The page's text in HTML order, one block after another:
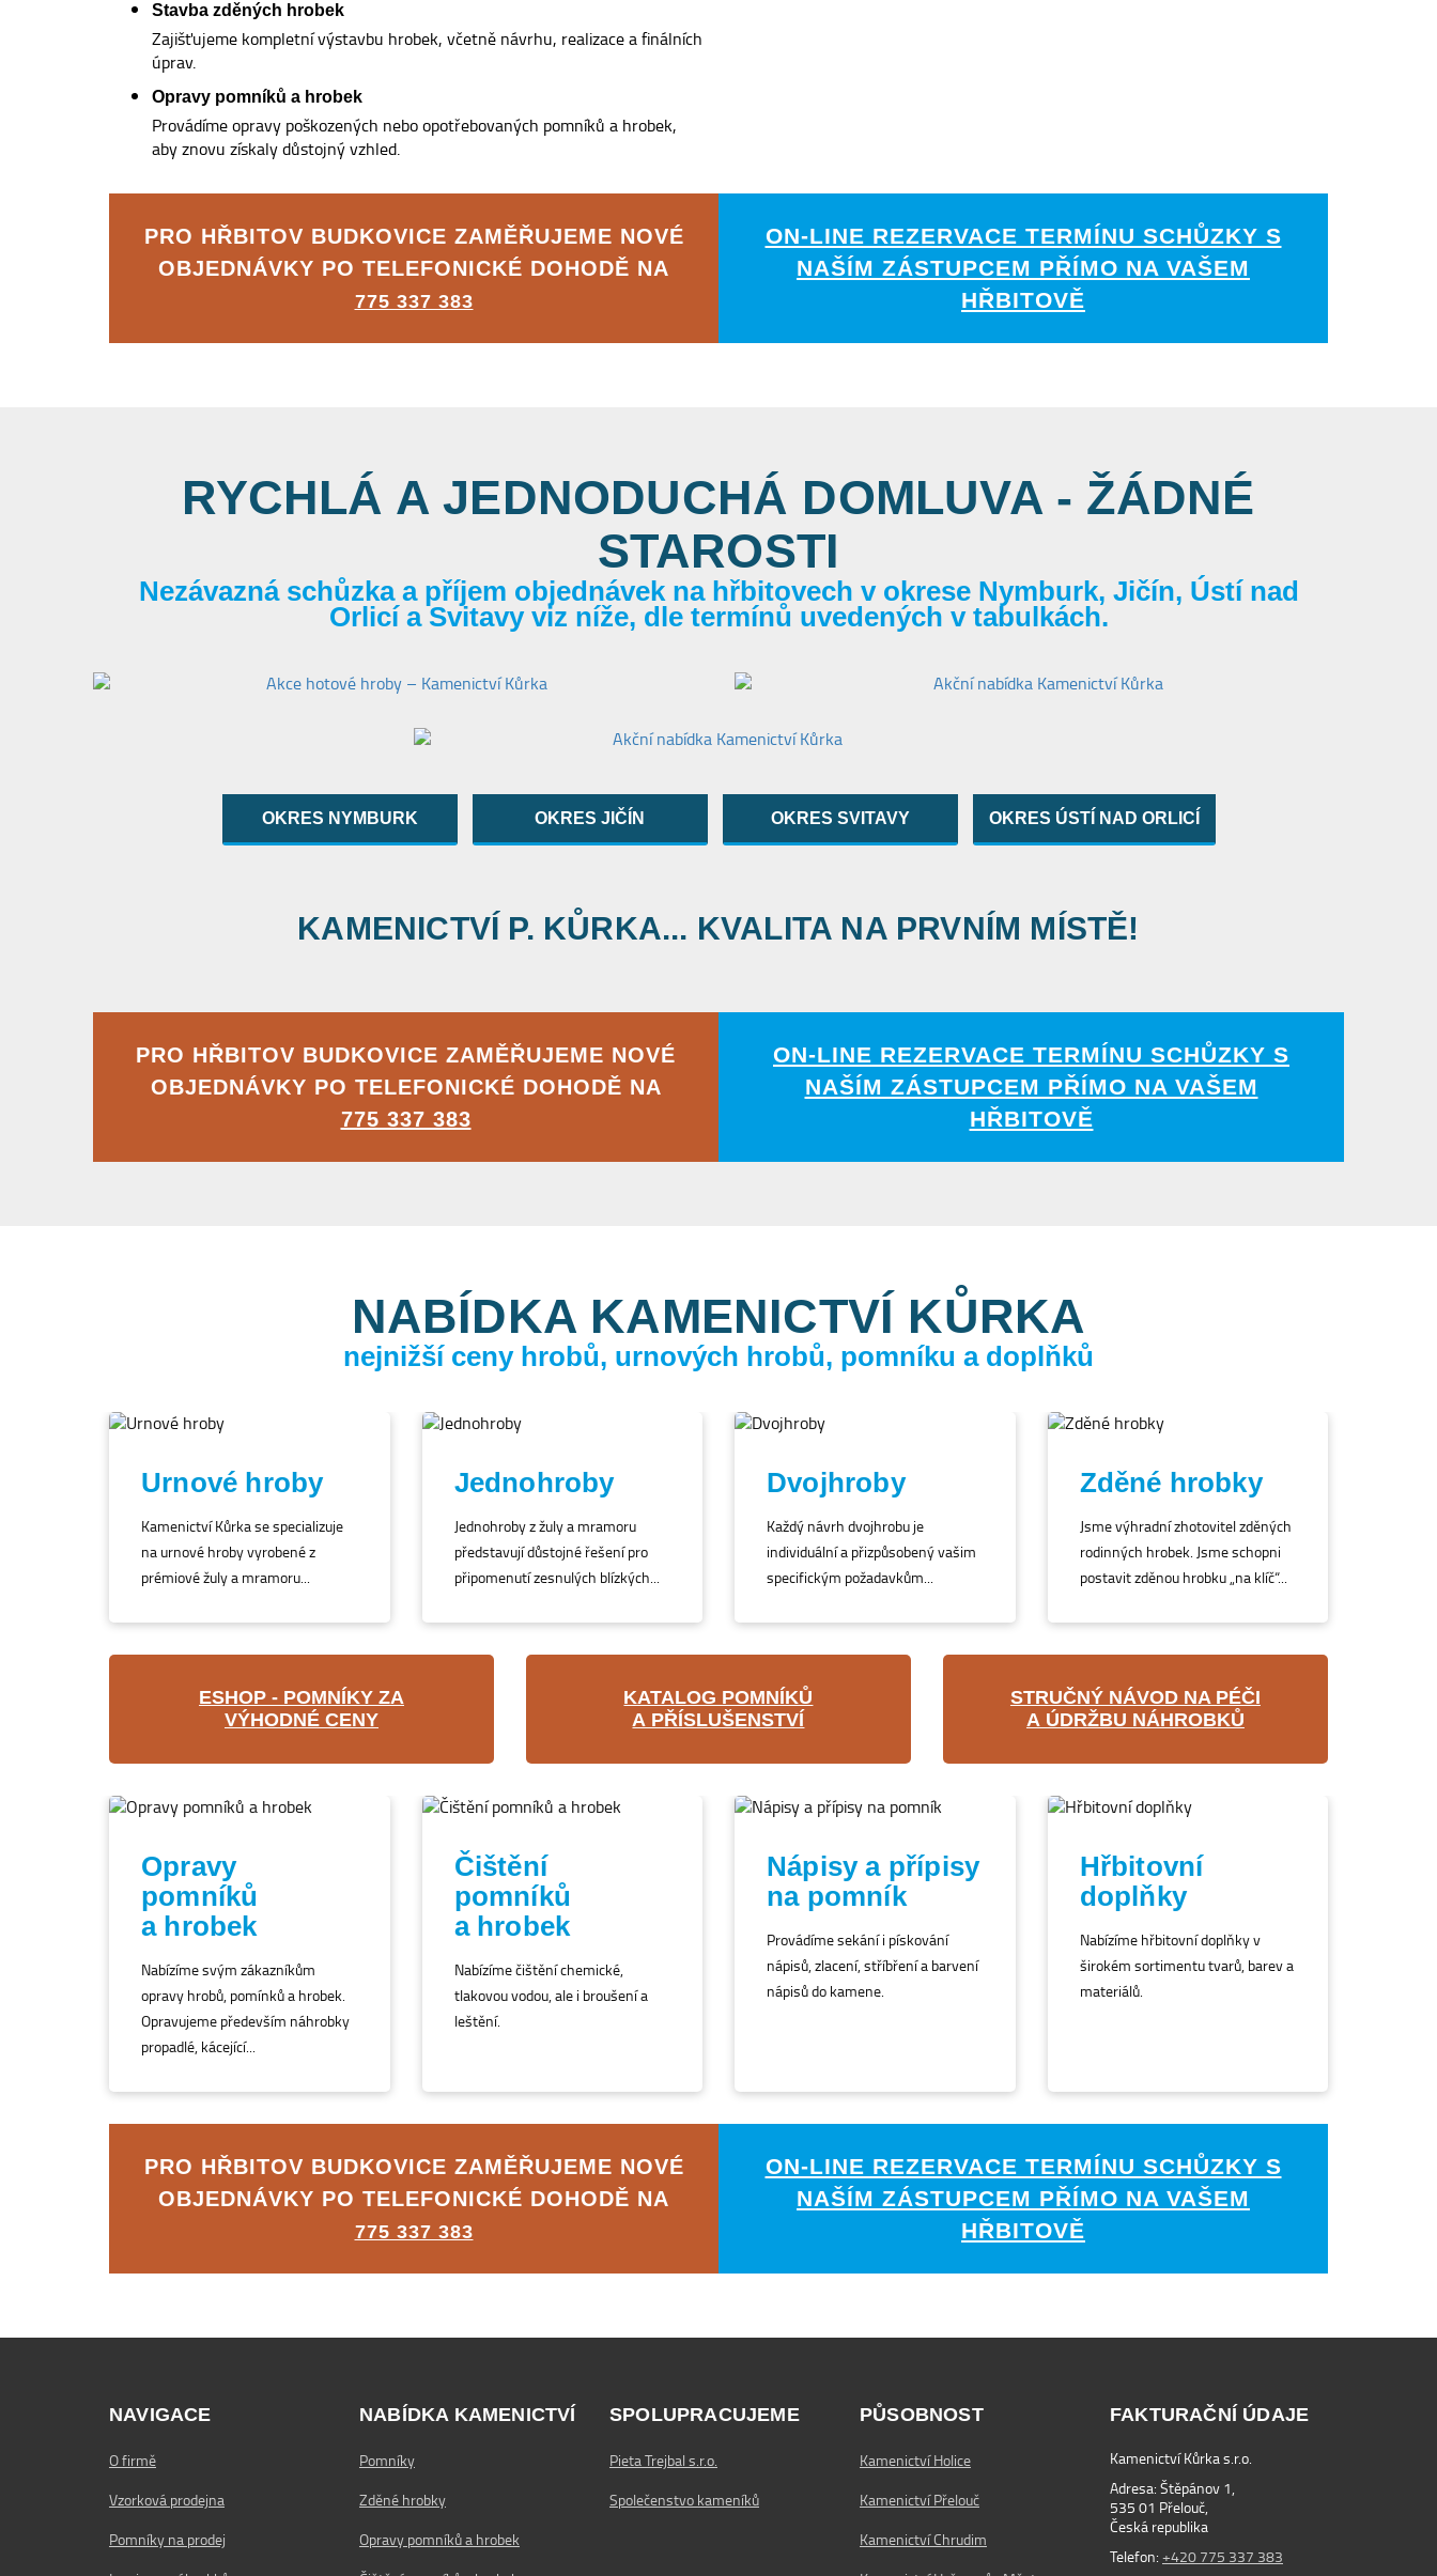
Stavba zděných hrobek
Zajišťujeme kompletní výstavbu hrobek, včetně návrhu, realizace a finálních
úprav.
Opravy pomníků a hrobek
Provádíme opravy poškozených nebo opotřebovaných pomníků a hrobek,
aby znovu získaly důstojný vzhled.
PRO HŘBITOV BUDKOVICE ZAMĚŘUJEME NOVÉ
OBJEDNÁVKY PO TELEFONICKÉ DOHODĚ NA
775 337 383
ON-LINE REZERVACE TERMÍNU SCHŮZKY S
NAŠÍM ZÁSTUPCEM PŘÍMO NA VAŠEM
HŘBITOVĚ
RYCHLÁ A JEDNODUCHÁ DOMLUVA - ŽÁDNÉ
STAROSTI
Nezávazná schůzka a příjem objednávek na hřbitovech v okrese Nymburk, Jičín, Ústí nad
Orlicí a Svitavy viz níže, dle termínů uvedených v tabulkách.
OKRES NYMBURK OKRES JIČÍN OKRES SVITAVY OKRES ÚSTÍ NAD ORLICÍ
KAMENICTVÍ P. KŮRKA... KVALITA NA PRVNÍM MÍSTĚ!
PRO HŘBITOV BUDKOVICE ZAMĚŘUJEME NOVÉ
OBJEDNÁVKY PO TELEFONICKÉ DOHODĚ NA
775 337 383
ON-LINE REZERVACE TERMÍNU SCHŮZKY S
NAŠÍM ZÁSTUPCEM PŘÍMO NA VAŠEM
HŘBITOVĚ
NABÍDKA KAMENICTVÍ KŮRKA
nejnižší ceny hrobů, urnových hrobů, pomníku a doplňků
Urnové hroby
Kamenictví Kůrka se specializuje
na urnové hroby vyrobené z
prémiové žuly a mramoru...
Jednohroby
Jednohroby z žuly a mramoru
představují důstojné řešení pro
připomenutí zesnulých blízkých...
Dvojhroby
Každý návrh dvojhrobu je
individuální a přizpůsobený vašim
specifickým požadavkům...
Zděné hrobky
Jsme výhradní zhotovitel zděných
rodinných hrobek. Jsme schopni
postavit zděnou hrobku „na klíč“...
ESHOP - POMNÍKY ZA
VÝHODNÉ CENY
KATALOG POMNÍKŮ
A PŘÍSLUŠENSTVÍ
STRUČNÝ NÁVOD NA PÉČI
A ÚDRŽBU NÁHROBKŮ
Opravy
pomníků
a hrobek
Nabízíme svým zákazníkům
opravy hrobů, pomínků a hrobek.
Opravujeme především náhrobky
propadlé, kácející...
Čištění
pomníků
a hrobek
Nabízíme čištění chemické,
tlakovou vodou, ale i broušení a
leštění.
Nápisy a přípisy
na pomník
Provádíme sekání i pískování
nápisů, zlacení, stříbření a barvení
nápisů do kamene.
Hřbitovní
doplňky
Nabízíme hřbitovní doplňky v
širokém sortimentu tvarů, barev a
materiálů.
PRO HŘBITOV BUDKOVICE ZAMĚŘUJEME NOVÉ
OBJEDNÁVKY PO TELEFONICKÉ DOHODĚ NA
775 337 383
ON-LINE REZERVACE TERMÍNU SCHŮZKY S
NAŠÍM ZÁSTUPCEM PŘÍMO NA VAŠEM
HŘBITOVĚ
NAVIGACE
O firmě
Vzorková prodejna
Pomníky na prodej
NABÍDKA KAMENICTVÍ
Pomníky
Zděné hrobky
Opravy pomníků a hrobek
SPOLUPRACUJEME
Pieta Trejbal s.r.o.
Společenstvo kameníků
PŮSOBNOST
Kamenictví Holice
Kamenictví Přelouč
Kamenictví Chrudim
FAKTURAČNÍ ÚDAJE
Kamenictví Kůrka s.r.o.
Adresa: Štěpánov 1,
535 01 Přelouč,
Česká republika
Telefon:+420 775 337 383